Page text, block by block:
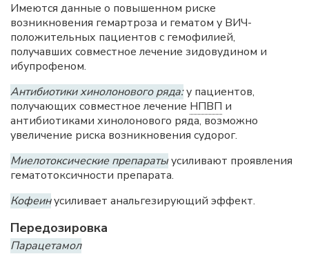
Имеются данные о повышенном риске
возникновения гемартроза и гематом у ВИЧ-
положительных пациентов с гемофилией,
получавших совместное лечение зидовудином и
ибупрофеном.
Антибиотики хинолонового ряда:у пациентов,
получающих совместное лечение НПВП и
антибиотиками хинолонового ряда, возможно
увеличение риска возникновения судорог.
Миелотоксические препаратыусиливают проявления
гематотоксичности препарата.
Кофеинусиливает анальгезирующий эффект.
Передозировка
Парацетамол